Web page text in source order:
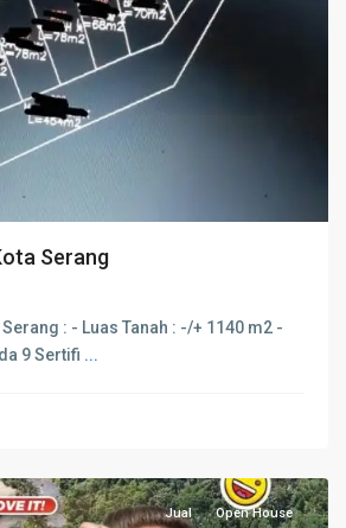
Serang
: - Luas Tanah : -/+ 1140 m2 -
9 Sertifi ...
Jual Open House